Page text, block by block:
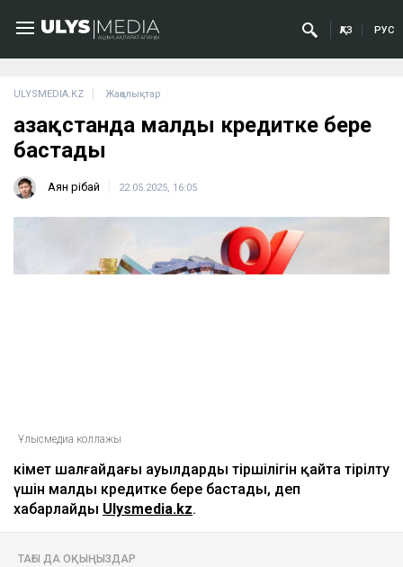
ҚАЗ РУС
ULYSMEDIA.KZ Жаңалықтар
Қазақстанда малды кредитке бере
бастады
Аян Өрібай 22.05.2025, 16:05
Ұлысмедиа коллажы
Үкімет шалғайдағы ауылдарды тіршілігін қайта тірілту
үшін малды кредитке бере бастады, деп
хабарлайды Ulysmedia.kz.
ТАҒЫ ДА ОҚЫҢЫЗДАР